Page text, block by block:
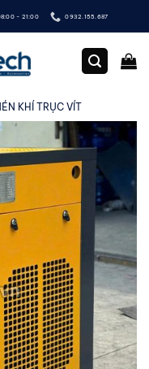
- 21:00 0932.155.687
KHÍ TRỤC VÍT